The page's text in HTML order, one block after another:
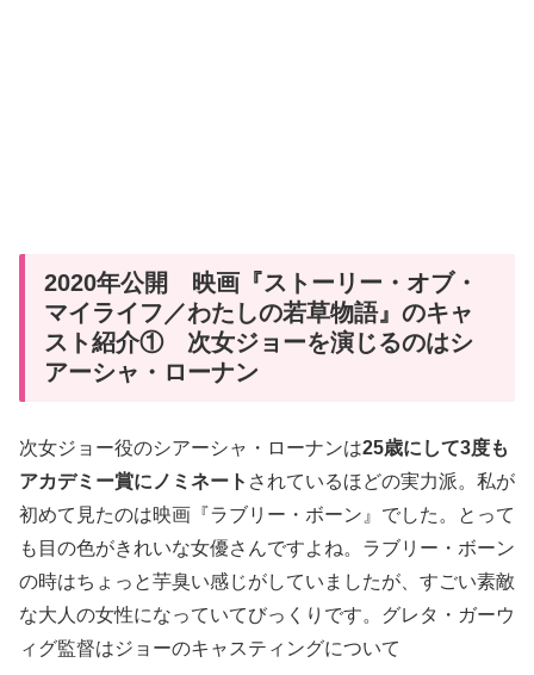
2020年公開 映画『ストーリー・オブ・
マイライフ／わたしの若草物語』のキャ
スト紹介① 次女ジョーを演じるのはシ
アーシャ・ローナン
次女ジョー役のシアーシャ・ローナンは25歳にして3度も
アカデミー賞にノミネート されているほどの実力派。私が
初めて見たのは映画『ラブリー・ボーン』でした。とって
も目の色がきれいな女優さんですよね。ラブリー・ボーン
の時はちょっと芋臭い感じがしていましたが、すごい素敵
な大人の女性になっていてびっくりです。グレタ・ガーウ
ィグ監督はジョーのキャスティングについて